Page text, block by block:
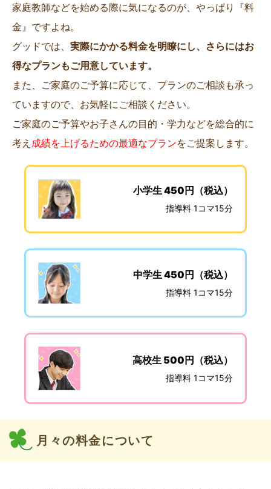
家庭教師などを始める際に気になるのが、やっぱり『料
金』ですよね。
グッドでは、 実際にかかる料金を明瞭にし、さらにはお
得なプランもご用意しています。
また、ご家庭のご予算に応じて、プランのご相談も承っ
ていますので、お気軽にご相談ください。
ご家庭のご予算やお子さんの目的・学力などを総合的に
考え 成績を上げるための最適なプランをご提案します。
小学生 450円（税込）
指導料 1コマ15分
中学生 450円（税込）
指導料 1コマ15分
高校生 500円（税込）
指導料 1コマ15分
月々の料金について